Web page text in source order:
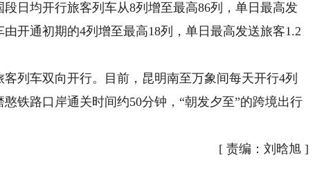
日均开行旅客列车从8列增至最高86列，单日最高发
开通初期的4列增至最高18列，单日最高发送旅客1.2
列车双向开行。目前，昆明南至万象间每天开行4列
铁路口岸通关时间约50分钟，“朝发夕至”的跨境出行
[ 责编：刘晗旭 ]